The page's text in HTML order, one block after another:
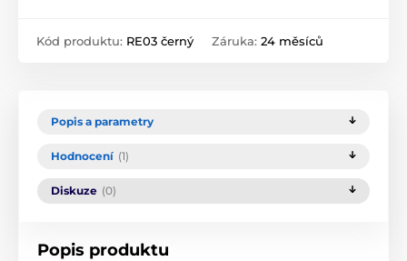
Kód produktu: RE03 černý Záruka: 24 měsíců
Popis a parametry
Hodnocení (1)
Diskuze (0)
Popis produktu